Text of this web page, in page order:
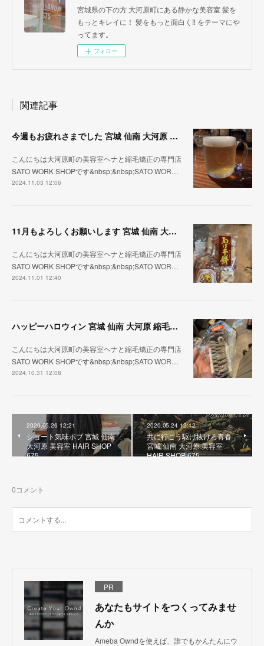
宮城県の下の方 大河原町にある静かな美容室 髪を
もっとキレイに！ 髪をもっと面白く‼︎ をテーマにや
ってます。
フォロー
関連記事
今週もお疲れさまでした 宮城 仙南 大河原 縮毛矯正 髪質改善 ヘナ 美容室 SATO WORK SHOP
こんにちは大河原町の美容室ヘナと縮毛矯正の専門店
SATO WORK SHOPです&nbsp;&nbsp;SATO WOR…
2024.11.03 12:06
11月もよろしくお願いします 宮城 仙南 大河原 縮毛矯正 髪質改善 ヘナ 美容室 SATO WORK SHOP
こんにちは大河原町の美容室ヘナと縮毛矯正の専門店
SATO WORK SHOPです&nbsp;&nbsp;SATO WOR…
2024.11.01 12:40
ハッピーハロウィン 宮城 仙南 大河原 縮毛矯正 髪質改善 ヘナ 美容室 SATO WORK SHOP
こんにちは大河原町の美容室ヘナと縮毛矯正の専門店
SATO WORK SHOPです&nbsp;&nbsp;SATO WOR…
2024.10.31 12:08
2020.05.26 12:21
ショート気味ボブ 宮城 仙南
大河原 美容室 HAIR SHOP
675
2020.05.24 12:12
共に行こう駆け抜けろ青春
宮城 仙南 大河原 美容室
HAIR SHOP 675
0コメント
PR
あなたもサイトをつくってみませ
んか
Ameba Owndを使えば、誰でもかんたんにウ